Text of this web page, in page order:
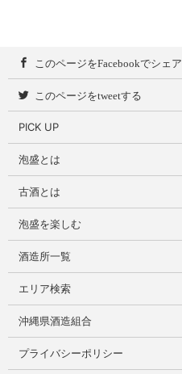
このページをFacebookでシェア
このページをtweetする
PICK UP
泡盛とは
古酒とは
泡盛を楽しむ
酒造所一覧
エリア検索
沖縄県酒造組合
プライバシーポリシー